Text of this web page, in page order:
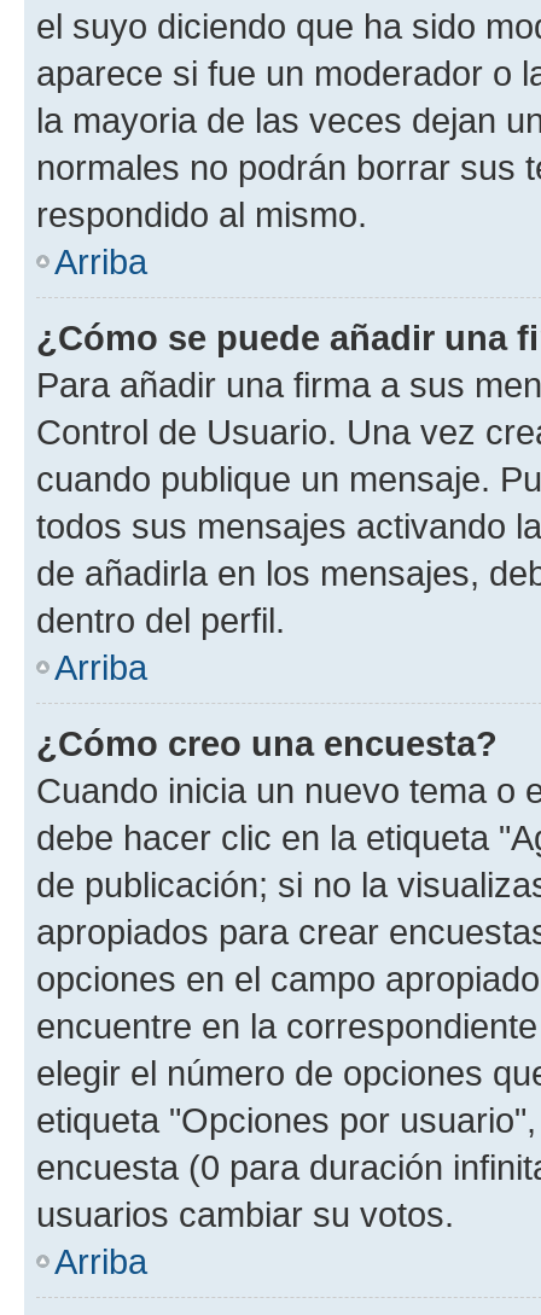
el suyo diciendo que ha sido
aparece si fue un moderador o
la mayoria de las veces dejan
normales no podrán borrar sus
respondido al mismo.
Arriba
¿Cómo se puede añadir una
Para añadir una firma a sus
Control de Usuario. Una vez
cuando publique un mensaje.
todos sus mensajes activando
de añadirla en los mensajes,
dentro del perfil.
Arriba
¿Cómo creo una encuesta?
Cuando inicia un nuevo tema o
debe hacer clic en la etiqueta
de publicación; si no la
apropiados para crear
opciones en el campo
encuentre en la
elegir el número de opciones
etiqueta "Opciones por
encuesta (0 para duración
usuarios cambiar su votos.
Arriba